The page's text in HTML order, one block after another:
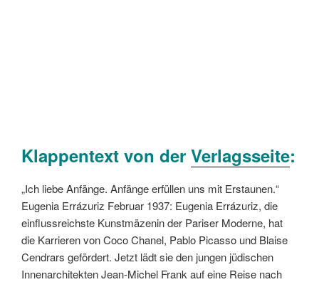
Klappentext von der Verlagsseite:
„Ich liebe Anfänge. Anfänge erfüllen uns mit Erstaunen.“
Eugenia Errázuriz Februar 1937: Eugenia Errázuriz, die
einflussreichste Kunstmäzenin der Pariser Moderne, hat
die Karrieren von Coco Chanel, Pablo Picasso und Blaise
Cendrars gefördert. Jetzt lädt sie den jungen jüdischen
Innenarchitekten Jean-Michel Frank auf eine Reise nach